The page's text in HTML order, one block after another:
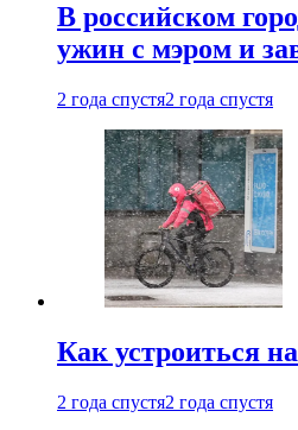
В российском
ужин с мэром и
2 года спустя2 года спустя
Как устроиться
2 года спустя2 года спустя